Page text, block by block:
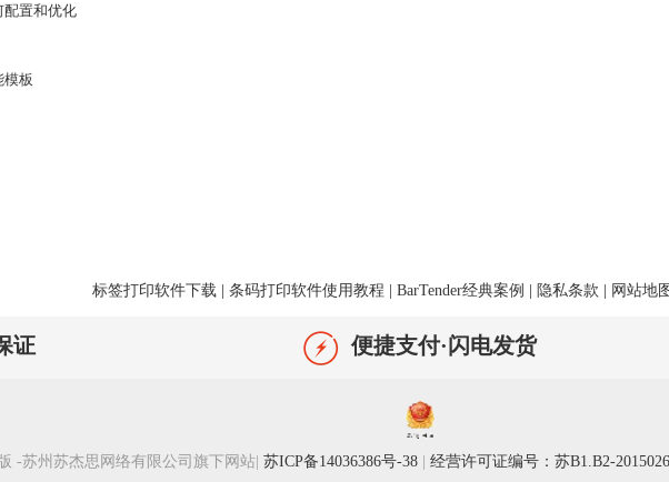
配置和优化
模板
标签打印软件下载 | 条码打印软件使用教程 | BarTender经典案例 | 隐私条款 | 网站地
证 便捷支付·闪电发货
-苏州苏杰思网络有限公司旗下网站 苏ICP备14036386号-38 经营许可证编号：苏B1.B2-